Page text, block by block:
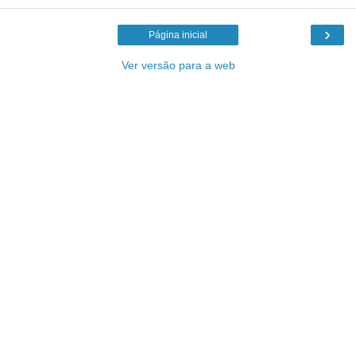
›
Página inicial
Ver versão para a web